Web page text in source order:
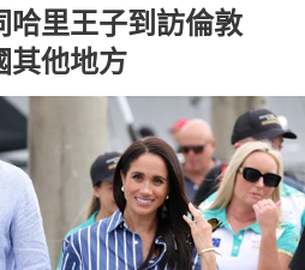
哈里王子到訪倫敦
其他地方